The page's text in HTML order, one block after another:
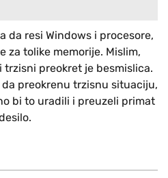
resi Windows i procesore,
za tolike memorije. Mislim,
preokret je besmislica.
preokrenu trzisnu situaciju,
bi to uradili i preuzeli primat